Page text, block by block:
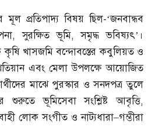
মূল প্রতিপাদ্য বিষয় ছিল-‘জনবান্ধব
,সুরক্ষিত ভূমি,সমৃদ্ধ ভবিষ্যৎ’।
খাসজমি বন্দোবস্তের কবুলিয়ত ও
খতিয়ান এবং মেলা উপলক্ষে আয়োজিত
মাঝে পুরস্কার ও সনদপত্র তুলে
শুরুতে ভূমিসেবা সংশ্লিষ্ট আবৃত্তি,
লোক সংগীত ও নাট্যধারা–গম্ভীরা